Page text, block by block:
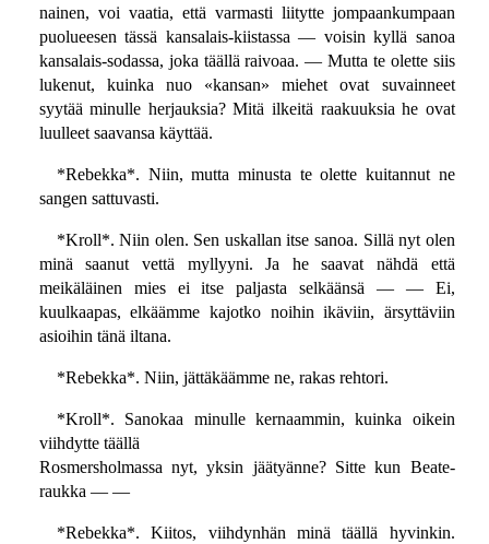
nainen, voi vaatia, että varmasti liitytte jompaankumpaan
puolueesen tässä kansalais-kiistassa — voisin kyllä sanoa
kansalais-sodassa, joka täällä raivoaa. — Mutta te olette siis
lukenut, kuinka nuo «kansan» miehet ovat suvainneet
syytää minulle herjauksia? Mitä ilkeitä raakuuksia he ovat
luulleet saavansa käyttää.
*Rebekka*. Niin, mutta minusta te olette kuitannut ne
sangen sattuvasti.
*Kroll*. Niin olen. Sen uskallan itse sanoa. Sillä nyt olen
minä saanut vettä myllyyni. Ja he saavat nähdä että
meikäläinen mies ei itse paljasta selkäänsä — — Ei,
kuulkaapas, elkäämme kajotko noihin ikäviin, ärsyttäviin
asioihin tänä iltana.
*Rebekka*. Niin, jättäkäämme ne, rakas rehtori.
*Kroll*. Sanokaa minulle kernaammin, kuinka oikein
viihdytte täällä
Rosmersholmassa nyt, yksin jäätyänne? Sitte kun Beate-
raukka — —
*Rebekka*. Kiitos, viihdynhän minä täällä hyvinkin.